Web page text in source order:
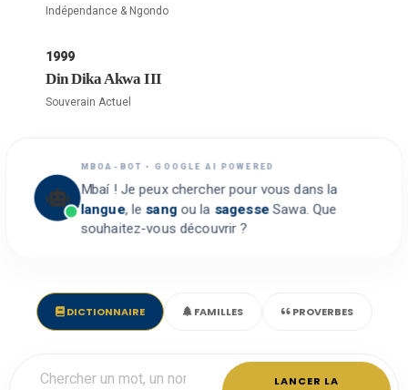
Indépendance & Ngondo
1999
Din Dika Akwa III
Souverain Actuel
MBOA-BOT • GOOGLE AI POWERED
Mbaí ! Je peux chercher pour vous dans la
langue, lesang ou la sagesseSawa. Que
souhaitez-vous découvrir ?
DICTIONNAIRE FAMILLES PROVERBES
LANCER LA